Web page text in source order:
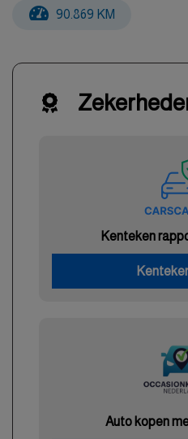
90.869 KM
Kenteken
Auto kopen